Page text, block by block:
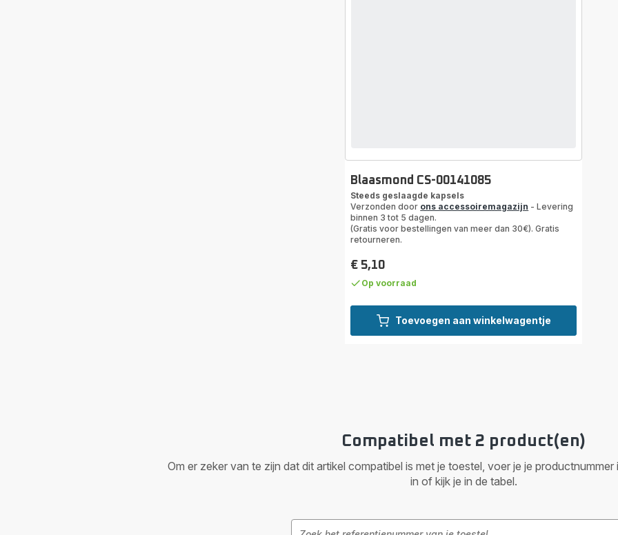
Toevoegen aan winkelwagentje
Blaasmond CS-00141085
Steeds geslaagde kapsels
Verzonden door ons accessoiremagazijn - Levering
binnen 3 tot 5 dagen.
(Gratis voor bestellingen van meer dan 30€). Gratis
retourneren.
Prijs
€ 5,10
Op voorraad
Compatibel met 2 product(en)
Om er zeker van te zijn dat dit artikel compatibel is met je toestel, voer je je
in of kijk je in de tabel.